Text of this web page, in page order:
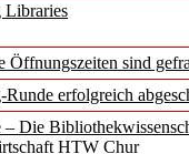
Libraries
Öffnungszeiten sind
erfolgreich
– Die
HTW Chur